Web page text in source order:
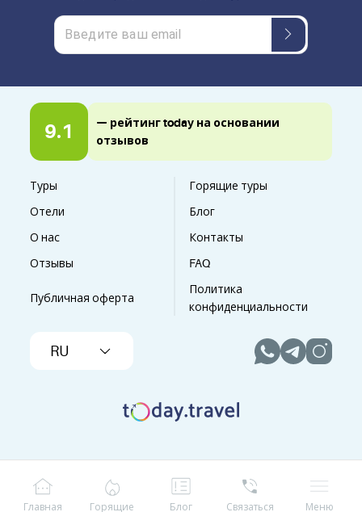
9.1
— рейтинг today на основании
отзывов
Туры
Горящие туры
Отели
Блог
О нас
Контакты
Отзывы
FAQ
Публичная оферта
Политика
конфиденциальности
RU
Главная Горящие Блог Связаться Меню